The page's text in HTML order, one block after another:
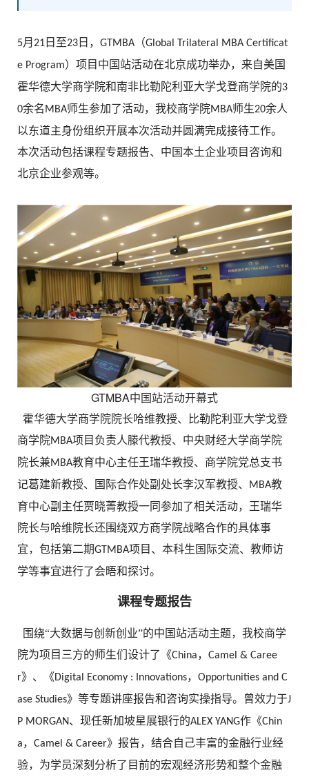
5月 21 日至23 日， GTMBA （Global Trilateral MBA Certificat
e Program）项目中国站活动在北京成功举办，来自美国
霍华德大学商学院和南非比勒陀利亚大学戈登商学院的3
0余名 MBA师生参加了活动，我校商学院MBA师生20余人
以东道主身份组织开展本次活动并圆满完成接待工作。
本次活动包括课程专题报告、中国本土企业项目咨询和
北京企业参观等。
GTMBA中国站活动开幕式
霍华德大学商学院院长哈维教授、比勒陀利亚大学戈登
商学院MBA项目负责人滕代教授、中央财经大学商学院
院长兼MBA教育中心主任王瑞华教授、商学院党总支书
记葛建新教授、国际合作处副处长李汉军教授、
MBA教
育中心副主任贾晓菁教授一同参加了相关活动，王瑞华
院长与哈维院长还围绕双方商学院战略合作的具体事
宜，包括第二期GTMBA项目、本科生国际交流、教师访
学等事宜进行了会晤和探讨。
课程专题报告
围绕“大数据与创新创业”的中国站活动主题，我校商学
院为项目三方的师生们设计了《China， Camel & Caree
r》、《Digital Economy : Innovations， Opportunities and C
ase Studies》等专题讲座报告和咨询实操指导。曾效力于J
P MORGAN、现任新加坡星展银行的ALEX YANG作《Chin
a， Camel & Career》报告，结合自己丰富的金融行业经
验，为学员深刻分析了目前的宏观经济形势和整个金融